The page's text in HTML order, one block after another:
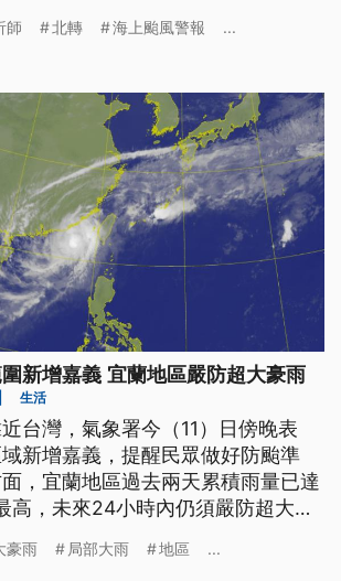
級以上降雨。
師 北轉 海上颱風警報 ...
新增嘉義 宜蘭地區嚴防超大豪雨
生活
台灣，氣象署今（11）日傍晚表
新增嘉義，提醒民眾做好防颱準
，宜蘭地區過去兩天累積雨量已達
高，未來24小時內仍須嚴防超大豪
豪雨發生。
豪雨 局部大雨 地區 ...